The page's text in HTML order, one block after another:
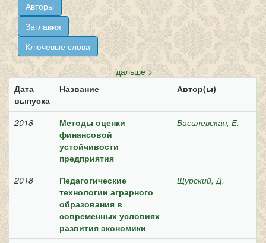
дальше >
Дата
выпуска
Название Автор(ы)
2018
Методы оценки
финансовой
устойчивости
предприятия
Василевская, Е.
2018
Педагогические
технологии аграрного
образования в
современных условиях
развития экономики
Щурский, Д.